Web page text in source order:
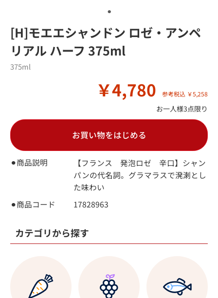
[H]モエエシャンドン ロゼ・アンペ
リアル ハーフ 375ml
⚫︎商品説明
【フランス 発泡ロゼ 辛口】シャン
パンの代名詞。グラマラスで溌溂とし
た味わい
￥4,780 参考税込 ￥5,258
お一人様3点限り
⚫︎商品コード 17828963
375ml
お買い物をはじめる
カテゴリから探す